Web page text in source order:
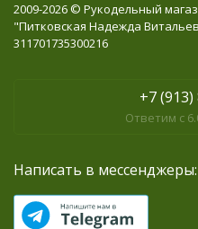
2009-2026 © Рукодельный
"Питковская Надежда
311701735300216
+7 (913)
Ответим с
Написать в мессенджеры: